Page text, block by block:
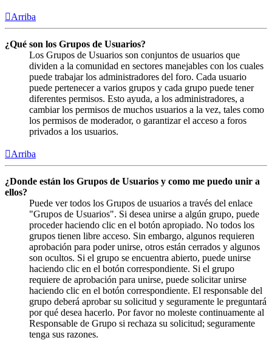
Arriba
¿Qué son los Grupos de Usuarios?
Los Grupos de Usuarios son conjuntos de usuarios que
dividen a la comunidad en sectores manejables con los cuales
puede trabajar los administradores del foro. Cada usuario
puede pertenecer a varios grupos y cada grupo puede tener
diferentes permisos. Esto ayuda, a los administradores, a
cambiar los permisos de muchos usuarios a la vez, tales como
los permisos de moderador, o garantizar el acceso a foros
privados a los usuarios.
Arriba
¿Donde están los Grupos de Usuarios y como me puedo unir a
ellos?
Puede ver todos los Grupos de usuarios a través del enlace
"Grupos de Usuarios". Si desea unirse a algún grupo, puede
proceder haciendo clic en el botón apropiado. No todos los
grupos tienen libre acceso. Sin embargo, algunos requieren
aprobación para poder unirse, otros están cerrados y algunos
son ocultos. Si el grupo se encuentra abierto, puede unirse
haciendo clic en el botón correspondiente. Si el grupo
requiere de aprobación para unirse, puede solicitar unirse
haciendo clic en el botón correspondiente. El responsable del
grupo deberá aprobar su solicitud y seguramente le preguntará
por qué desea hacerlo. Por favor no moleste continuamente al
Responsable de Grupo si rechaza su solicitud; seguramente
tenga sus razones.